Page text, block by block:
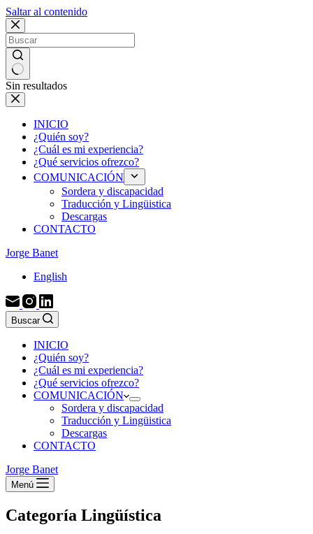
Saltar al contenido
Sin resultados
INICIO
¿Quién soy?
¿Cuál es mi experiencia?
¿Qué servicios ofrezco?
COMUNICACIÓN
Sordera y discapacidad
Traducción y Lingüistica
Descargas
CONTACTO
Jorge Banet
English
Buscar
INICIO
¿Quién soy?
¿Cuál es mi experiencia?
¿Qué servicios ofrezco?
COMUNICACIÓN
Sordera y discapacidad
Traducción y Lingüistica
Descargas
CONTACTO
Jorge Banet
Menú
Categoría Lingüística